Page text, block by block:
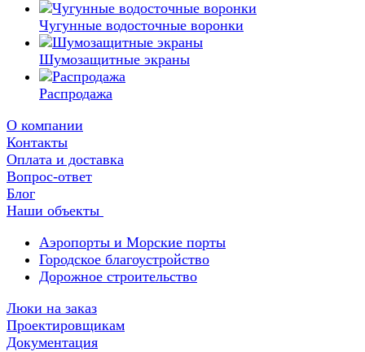
Чугунные водосточные воронки
Шумозащитные экраны
Распродажа
О компании
Контакты
Оплата и доставка
Вопрос-ответ
Блог
Наши объекты
Аэропорты и Морские порты
Городское благоустройство
Дорожное строительство
Люки на заказ
Проектировщикам
Документация